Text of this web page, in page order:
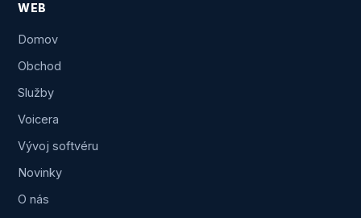
WEB
Domov
Obchod
Služby
Voicera
Vývoj softvéru
Novinky
O nás